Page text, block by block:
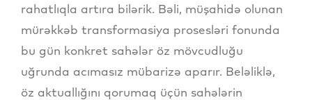
rahatlıqla artıra bilərik. Bəli, müşahidə olunan
mürəkkəb transformasiya prosesləri fonunda
bu gün konkret sahələr öz mövcudluğu
uğrunda acımasız mübarizə aparır. Beləliklə,
öz aktuallığını qorumaq üçün sahələrin